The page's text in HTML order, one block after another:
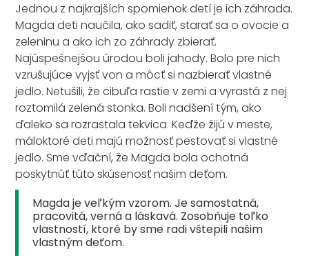
Jednou z najkrajších spomienok detí je ich záhrada.
Magda deti naučila, ako sadiť, starať sa o ovocie a
zeleninu a ako ich zo záhrady zbierať.
Najúspešnejšou úrodou boli jahody. Bolo pre nich
vzrušujúce vyjsť von a môcť si nazbierať vlastné
jedlo. Netušili, že cibuľa rastie v zemi a vyrastá z nej
roztomilá zelená stonka. Boli nadšení tým, ako
ďaleko sa rozrastala tekvica. Keďže žijú v meste,
máloktoré deti majú možnosť pestovať si vlastné
jedlo. Sme vďační, že Magda bola ochotná
poskytnúť túto skúsenosť našim deťom.
Magda je veľkým vzorom. Je samostatná,
pracovitá, verná a láskavá. Zosobňuje toľko
vlastností, ktoré by sme radi vštepili našim
vlastným deťom.